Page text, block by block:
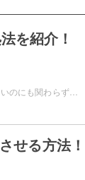
を紹介！
メールソフト・Mozilla Thunderbirdを使用していたら、削除していないのにも関わらずメールフォルダからメールが消えてしまい困ってしまったことはありませんか？この記事では、Thunderbirdでメールが消えた場合の対処法をご紹介していきます。
せる方法！